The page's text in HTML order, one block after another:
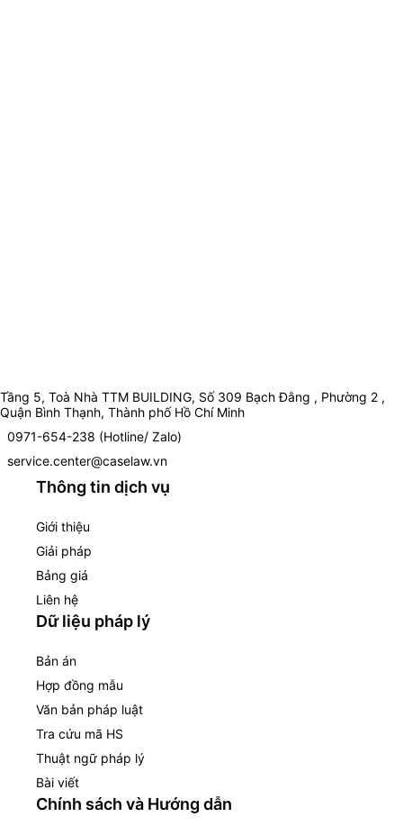
Tầng 5, Toà Nhà TTM BUILDING, Số 309 Bạch Đằng , Phường 2 ,
Quận Bình Thạnh, Thành phố Hồ Chí Minh
0971-654-238 (Hotline/ Zalo)
service.center@caselaw.vn
Thông tin dịch vụ
Giới thiệu
Giải pháp
Bảng giá
Liên hệ
Dữ liệu pháp lý
Bản án
Hợp đồng mẫu
Văn bản pháp luật
Tra cứu mã HS
Thuật ngữ pháp lý
Bài viết
Chính sách và Hướng dẫn